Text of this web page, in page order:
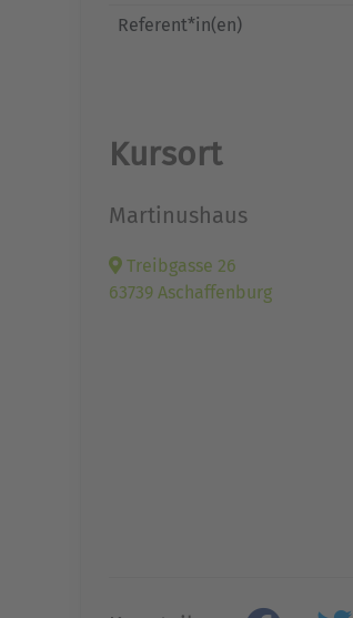
Referent*in(en)
Kursort
Martinushaus
Treibgasse 26
63739 Aschaffenburg